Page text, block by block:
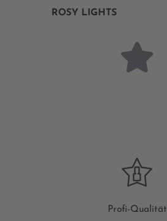
ROSY LIGHTS
Profi-Qualität